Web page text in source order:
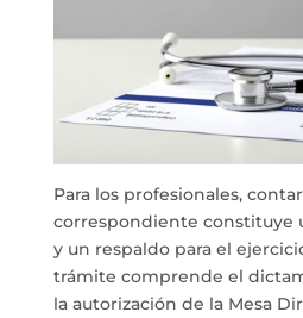
Para los profesionales,
correspondiente constituye
y un respaldo para el
trámite comprende el
la autorización de la Mesa